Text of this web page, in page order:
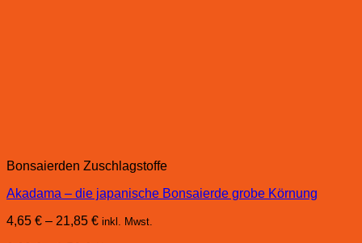
Bonsaierden Zuschlagstoffe
Akadama – die japanische Bonsaierde grobe Körnung
4,65 € – 21,85 € inkl. Mwst.